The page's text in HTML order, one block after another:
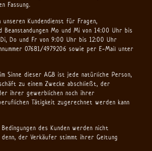
Fassung.
unseren Kundendienst für Fragen,
Beanstandungen Mo und Mi von 14:00 Uhr bis
Do und Fr von 9:00 Uhr bis 12:00 Uhr
07681/4979206 sowie per E-Mail unter
Sinne dieser AGB ist jede natürliche Person,
zu einem Zwecke abschließt, der
ihrer gewerblichen noch ihrer
Tätigkeit zugerechnet werden kann
des Kunden werden nicht
der Verkäufer stimmt ihrer Geltung